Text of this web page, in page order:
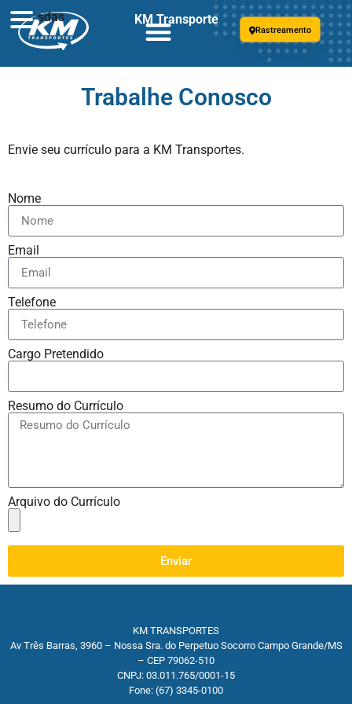
Rastreamento
Trabalhe Conosco
Envie seu currículo para a KM Transportes.
Nome
Email
Telefone
Cargo Pretendido
Resumo do Currículo
Arquivo do Currículo
Enviar
KM TRANSPORTES
Av Três Barras, 3960 – Nossa Sra. do Perpetuo Socorro Campo Grande/MS
– CEP 79062-510
CNPJ: 03.011.765/0001-15
Fone: (67) 3345-0100
sdas KM Transporte